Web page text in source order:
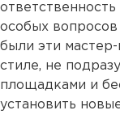
особых вопросов
были эти
стиле, не
площадками и
установить